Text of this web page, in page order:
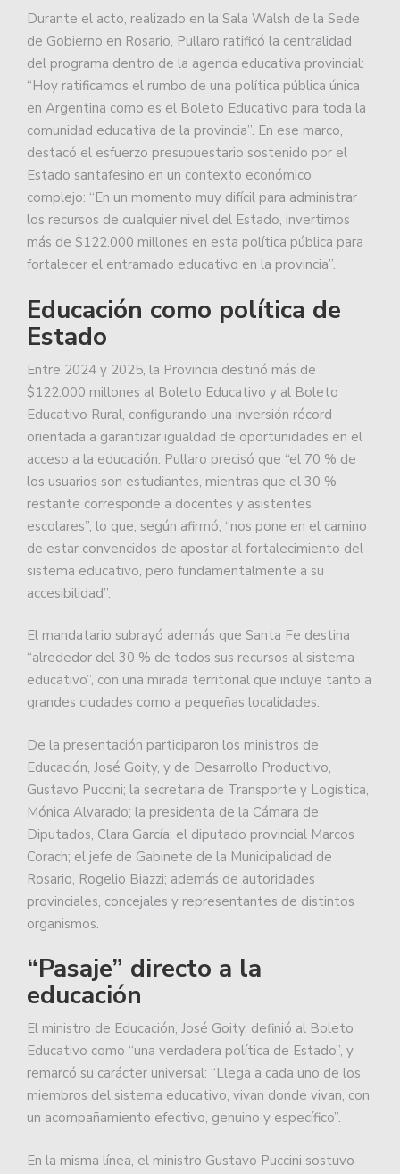
Durante el acto, realizado en la Sala Walsh de la Sede
de Gobierno en Rosario, Pullaro ratificó la centralidad
del programa dentro de la agenda educativa provincial:
“Hoy ratificamos el rumbo de una política pública única
en Argentina como es el Boleto Educativo para toda la
comunidad educativa de la provincia”. En ese marco,
destacó el esfuerzo presupuestario sostenido por el
Estado santafesino en un contexto económico
complejo: “En un momento muy difícil para administrar
los recursos de cualquier nivel del Estado, invertimos
más de $122.000 millones en esta política pública para
fortalecer el entramado educativo en la provincia”.
Educación como política de
Estado
Entre 2024 y 2025, la Provincia destinó más de
$122.000 millones al Boleto Educativo y al Boleto
Educativo Rural, configurando una inversión récord
orientada a garantizar igualdad de oportunidades en el
acceso a la educación. Pullaro precisó que “el 70 % de
los usuarios son estudiantes, mientras que el 30 %
restante corresponde a docentes y asistentes
escolares”, lo que, según afirmó, “nos pone en el camino
de estar convencidos de apostar al fortalecimiento del
sistema educativo, pero fundamentalmente a su
accesibilidad”.
El mandatario subrayó además que Santa Fe destina
“alrededor del 30 % de todos sus recursos al sistema
educativo”, con una mirada territorial que incluye tanto a
grandes ciudades como a pequeñas localidades.
De la presentación participaron los ministros de
Educación, José Goity, y de Desarrollo Productivo,
Gustavo Puccini; la secretaria de Transporte y Logística,
Mónica Alvarado; la presidenta de la Cámara de
Diputados, Clara García; el diputado provincial Marcos
Corach; el jefe de Gabinete de la Municipalidad de
Rosario, Rogelio Biazzi; además de autoridades
provinciales, concejales y representantes de distintos
organismos.
“Pasaje” directo a la
educación
El ministro de Educación, José Goity, definió al Boleto
Educativo como “una verdadera política de Estado”, y
remarcó su carácter universal: “Llega a cada uno de los
miembros del sistema educativo, vivan donde vivan, con
un acompañamiento efectivo, genuino y específico”.
En la misma línea, el ministro Gustavo Puccini sostuvo